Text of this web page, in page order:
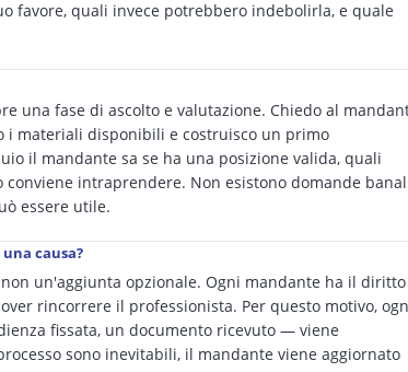
favore, quali invece potrebbero indebolirla, e quale
una fase di ascolto e valutazione. Chiedo al
i materiali disponibili e costruisco un primo
il mandante sa se ha una posizione valida, quali
intraprendere. Non esistono domande
essere utile.
causa?
un'aggiunta opzionale. Ogni mandante ha il diritto
rincorrere il professionista. Per questo motivo,
fissata, un documento ricevuto — viene
sono inevitabili, il mandante viene aggiornato